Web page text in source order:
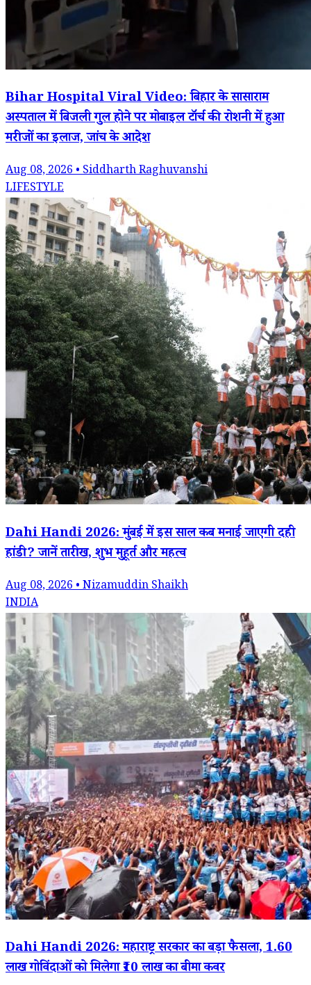
Bihar Hospital Viral Video: बिहार के सासाराम
अस्पताल में बिजली गुल होने पर मोबाइल टॉर्च की रोशनी में हुआ
मरीजों का इलाज, जांच के आदेश
Aug 08, 2026 • Siddharth Raghuvanshi
LIFESTYLE
Dahi Handi 2026: मुंबई में इस साल कब मनाई जाएगी दही
हांडी? जानें तारीख, शुभ मुहूर्त और महत्व
Aug 08, 2026 • Nizamuddin Shaikh
INDIA
Dahi Handi 2026: महाराष्ट्र सरकार का बड़ा फैसला, 1.60
लाख गोविंदाओं को मिलेगा ₹10 लाख का बीमा कवर